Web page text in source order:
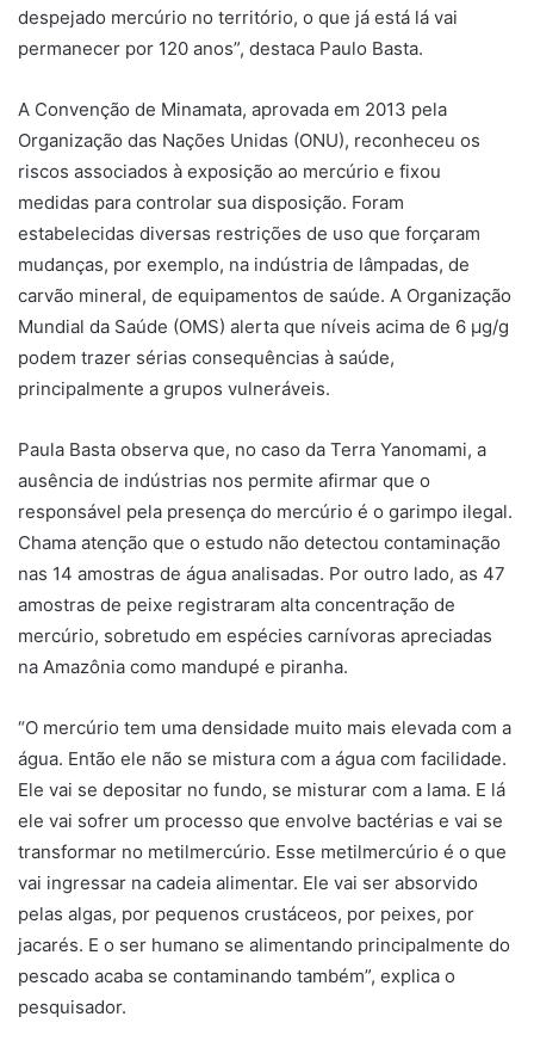
despejado mercúrio no território, o que já está lá vai
permanecer por 120 anos”, destaca Paulo Basta.
A Convenção de Minamata, aprovada em 2013 pela
Organização das Nações Unidas (ONU), reconheceu os
riscos associados à exposição ao mercúrio e fixou
medidas para controlar sua disposição. Foram
estabelecidas diversas restrições de uso que forçaram
mudanças, por exemplo, na indústria de lâmpadas, de
carvão mineral, de equipamentos de saúde. A Organização
Mundial da Saúde (OMS) alerta que níveis acima de 6 µg/g
podem trazer sérias consequências à saúde,
principalmente a grupos vulneráveis.
Paula Basta observa que, no caso da Terra Yanomami, a
ausência de indústrias nos permite afirmar que o
responsável pela presença do mercúrio é o garimpo ilegal.
Chama atenção que o estudo não detectou contaminação
nas 14 amostras de água analisadas. Por outro lado, as 47
amostras de peixe registraram alta concentração de
mercúrio, sobretudo em espécies carnívoras apreciadas
na Amazônia como mandupé e piranha.
“O mercúrio tem uma densidade muito mais elevada com a
água. Então ele não se mistura com a água com facilidade.
Ele vai se depositar no fundo, se misturar com a lama. E lá
ele vai sofrer um processo que envolve bactérias e vai se
transformar no metilmercúrio. Esse metilmercúrio é o que
vai ingressar na cadeia alimentar. Ele vai ser absorvido
pelas algas, por pequenos crustáceos, por peixes, por
jacarés. E o ser humano se alimentando principalmente do
pescado acaba se contaminando também”, explica o
pesquisador.